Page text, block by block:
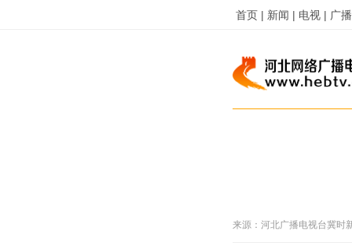
首页 | 新闻 | 电视 | 广
来源： 河北广播电视台冀时